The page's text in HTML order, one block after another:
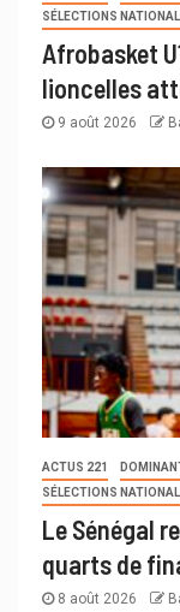
SÉLECTIONS
Afrobasket
lioncelles
9 août 2026
ACTUS 221
SÉLECTIONS
Le Sénégal
quarts de
8 août 2026